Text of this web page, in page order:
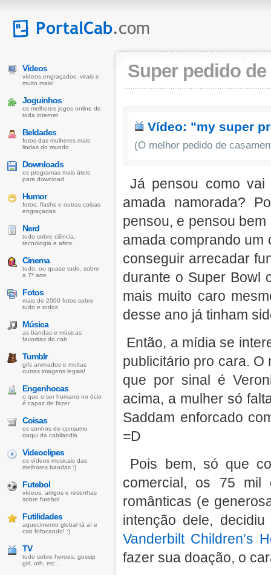
Super pedido
Vídeo: "my super
(O melhor pedido de
Já pensou como
amada namorada?
pensou, e pensou
amada comprando
conseguir arrecadar
durante o Super Bowl
mais muito caro
desse ano já tinham
Então, a mídia se
publicitário pro cara. O
que por sinal é
acima, a mulher só
Saddam enforcado
=D
Pois bem, só que
comercial, os 75 mil
românticas (e
intenção dele,
Vanderbilt Children’s
fazer sua doação, o
Vídeos
vídeos engraçados, virais e
muito mais!
Joguinhos
os melhores jogos online de
toda internet
Beldades
fotos das mulheres mais
lindas do mundo
Downloads
os programas mais úteis
para download
Humor
fotos, flashs e outras coisas
engraçadas
Nerd
tudo sobre ciência,
tecnologia e afins.
Cinema
tudo, ou quase tudo, sobre
a 7ª arte
Fotos
mais de 2000 fotos sobre
tudo e todos
Música
as bandas e músicas
favoritas do cab
Tumblr
gifs animados e muitas
outras imagens legais!
Engenhocas
o que o ser humano no ócio
é capaz de fazer
Coisas
os sonhos de consumo
daqui da cabilandia
Videoclipes
os vídeos musicais das
melhores bandas :)
Futebol
vídeos, artigos e resenhas
sobre futebol
Futilidades
aquecimento global tá aí e
cab fofocando! :)
TV
tudo sobre heroes, gossip
girl, oth, etc...